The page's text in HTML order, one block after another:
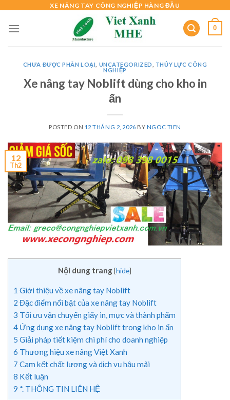
content
XE NÂNG TAY CÔNG NGHIỆP HÀNG ĐẦU
0
CHƯA ĐƯỢC PHÂN LOẠI UNCATEGORIZED
THỦY LỰC CÔNG
NGHIỆP
Xe nâng tay Noblift dùng cho kho in
ấn
POSTED ON 12 THÁNG 2, 2026 BY NGOC TIEN
12
Th2
Nội dung trang [hide]
1 Giới thiệu về xe nâng tay Noblift
2 Đặc điểm nổi bật của xe nâng tay Noblift
3 Tối ưu vận chuyển giấy in, mực và thành phẩm
4 Ứng dụng xe nâng tay Noblift trong kho in ấn
5 Giải pháp tiết kiệm chi phí cho doanh nghiệp
6 Thương hiệu xe nâng Việt Xanh
7 Cam kết chất lượng và dịch vụ hậu mãi
8 Kết luận
9 *. THÔNG TIN LIÊN HỆ